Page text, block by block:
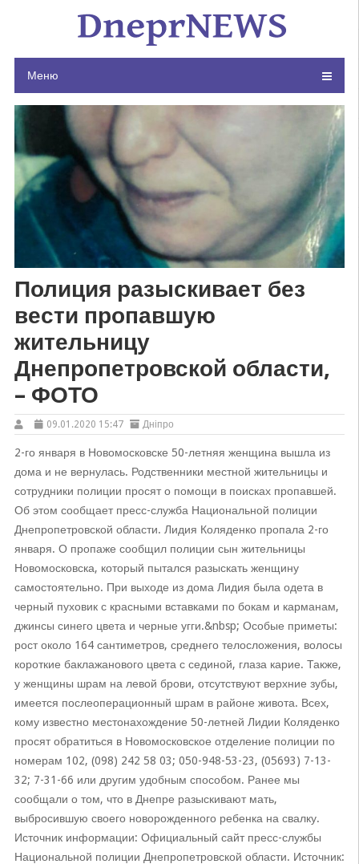
Меню
Полиция разыскивает без
вести пропавшую
жительницу
Днепропетровской области,
– ФОТО
09.01.2020 15:47 Дніпро
2-го января в Новомосковске 50-летняя женщина вышла из
дома и не вернулась. Родственники местной жительницы и
сотрудники полиции просят о помощи в поисках пропавшей.
Об этом сообщает пресс-служба Национальной полиции
Днепропетровской области. Лидия Коляденко пропала 2-го
января. О пропаже сообщил полиции сын жительницы
Новомосковска, который пытался разыскать женщину
самостоятельно. При выходе из дома Лидия была одета в
черный пуховик с красными вставками по бокам и карманам,
джинсы синего цвета и черные угги.&nbsp; Особые приметы:
рост около 164 сантиметров, среднего телосложения, волосы
короткие баклажанового цвета с сединой, глаза карие. Также,
у женщины шрам на левой брови, отсутствуют верхние зубы,
имеется послеоперационный шрам в районе живота. Всех,
кому известно местонахождение 50-летней Лидии Коляденко
просят обратиться в Новомосковское отделение полиции по
номерам 102, (098) 242 58 03; 050-948-53-23, (05693) 7-13-
32; 7-31-66 или другим удобным способом. Ранее мы
сообщали о том, что в Днепре разыскивают мать,
выбросившую своего новорожденного ребенка на свалку.
Источник информации: Официальный сайт пресс-службы
Национальной полиции Днепропетровской области. Источник: